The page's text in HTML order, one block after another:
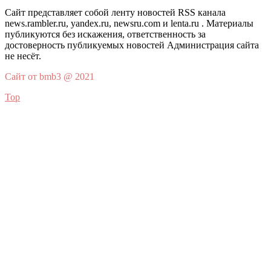
Сайт представляет собой ленту новостей RSS канала
news.rambler.ru, yandex.ru, newsru.com и lenta.ru . Материалы
публикуются без искажения, ответственность за
достоверность публикуемых новостей Администрация сайта
не несёт.
Сайт от bmb3 @ 2021
Top